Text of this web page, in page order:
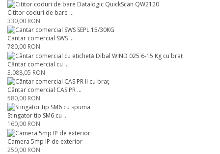
Cititor coduri de bare ...
330,00 RON
Cantar comercial SWS ...
780,00 RON
Cântar comercial cu ...
3.088,05 RON
Cântar comercial CAS PR ...
580,00 RON
Stingator tip SM6 cu ...
160,00 RON
Camera 5mp IP de exterior
250,00 RON